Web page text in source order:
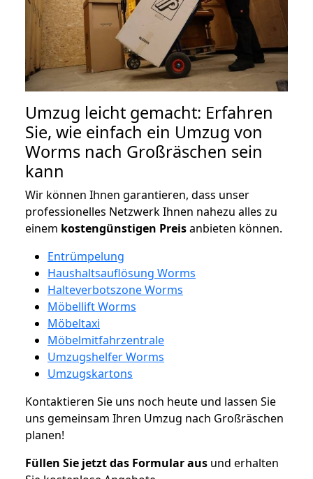
Umzug leicht gemacht: Erfahren
Sie, wie einfach ein Umzug von
Worms nach Großräschen sein
kann
Wir können Ihnen garantieren, dass unser
professionelles Netzwerk Ihnen nahezu alles zu
einem kostengünstigen Preisanbieten können.
Entrümpelung
Haushaltsauflösung Worms
Halteverbotszone Worms
Möbellift Worms
Möbeltaxi
Möbelmitfahrzentrale
Umzugshelfer Worms
Umzugskartons
Kontaktieren Sie uns noch heute und lassen Sie
uns gemeinsam Ihren Umzug nach Großräschen
planen!
Füllen Sie jetzt das Formular aus und erhalten